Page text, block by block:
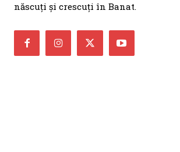
născuți și crescuți în Banat.